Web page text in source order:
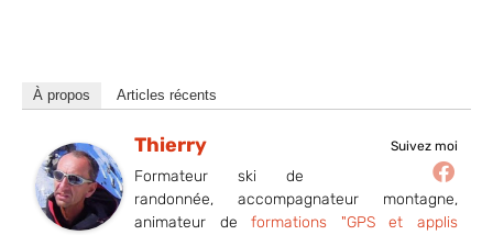
À propos Articles récents
Suivez moi
Thierry
Formateur ski de
randonnée, accompagnateur montagne,
animateur deformations "GPS et applis